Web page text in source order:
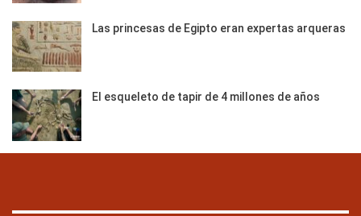
Las princesas de Egipto eran expertas arqueras
El esqueleto de tapir de 4 millones de años